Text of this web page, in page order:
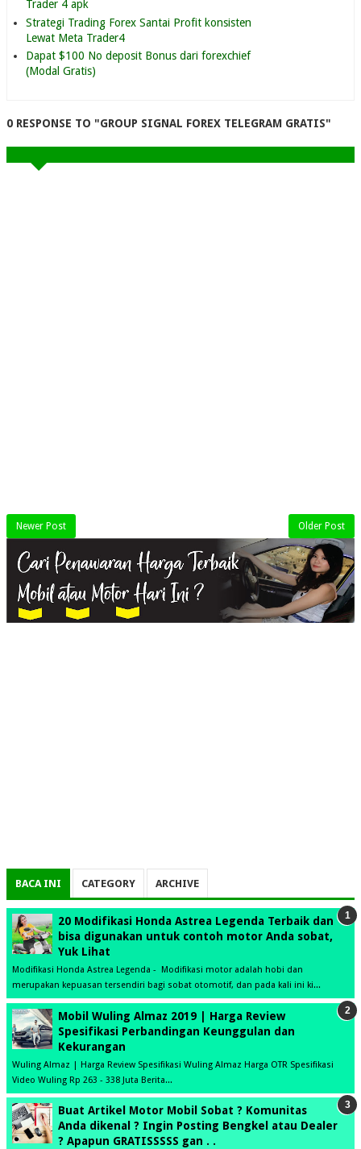
Trader 4 apk
Strategi Trading Forex Santai Profit konsisten
Lewat Meta Trader4
Dapat $100 No deposit Bonus dari forexchief
(Modal Gratis)
0 RESPONSE TO "GROUP SIGNAL FOREX TELEGRAM GRATIS"
Newer Post Older Post
BACA INI CATEGORY ARCHIVE
20 Modifikasi Honda Astrea Legenda Terbaik dan
bisa digunakan untuk contoh motor Anda sobat,
Yuk Lihat
Modifikasi Honda Astrea Legenda - Modifikasi motor adalah hobi dan
merupakan kepuasan tersendiri bagi sobat otomotif, dan pada kali ini ki...
Mobil Wuling Almaz 2019 | Harga Review
Spesifikasi Perbandingan Keunggulan dan
Kekurangan
Wuling Almaz | Harga Review Spesifikasi Wuling Almaz Harga OTR Spesifikasi
Video Wuling Rp 263 - 338 Juta Berita...
Buat Artikel Motor Mobil Sobat ? Komunitas
Anda dikenal ? Ingin Posting Bengkel atau Dealer
? Apapun GRATISSSSS gan . .